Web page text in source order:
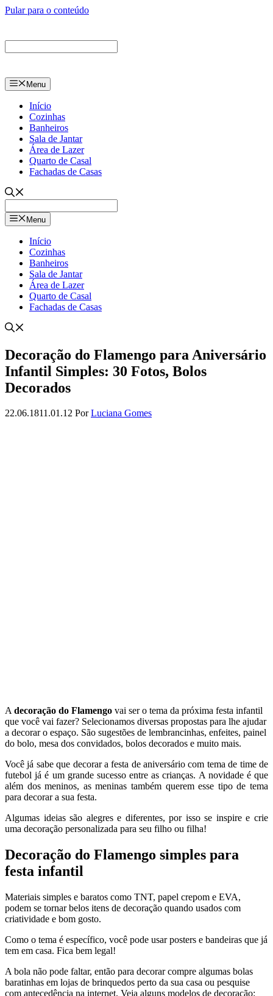
Pular para o conteúdo
Menu
Início
Cozinhas
Banheiros
Sala de Jantar
Área de Lazer
Quarto de Casal
Fachadas de Casas
Menu
Início
Cozinhas
Banheiros
Sala de Jantar
Área de Lazer
Quarto de Casal
Fachadas de Casas
Decoração do Flamengo para Aniversário
Infantil Simples: 30 Fotos, Bolos
Decorados
22.06.1811.01.12 PorLuciana Gomes
Adecoração do Flamengo vai ser o tema da próxima festa infantil
que você vai fazer? Selecionamos diversas propostas para lhe ajudar
a decorar o espaço. São sugestões de lembrancinhas, enfeites, painel
do bolo, mesa dos convidados, bolos decorados e muito mais.
Você já sabe que decorar a festa de aniversário com tema de time de
futebol já é um grande sucesso entre as crianças. A novidade é que
além dos meninos, as meninas também querem esse tipo de tema
para decorar a sua festa.
Algumas ideias são alegres e diferentes, por isso se inspire e crie
uma decoração personalizada para seu filho ou filha!
Decoração do Flamengo simples para
festa infantil
Materiais simples e baratos como TNT, papel crepom e EVA,
podem se tornar belos itens de decoração quando usados com
criatividade e bom gosto.
Como o tema é específico, você pode usar posters e bandeiras que já
tem em casa. Fica bem legal!
A bola não pode faltar, então para decorar compre algumas bolas
baratinhas em lojas de brinquedos perto da sua casa ou pesquise
com antecedência na internet. Veja alguns modelos de decoração: